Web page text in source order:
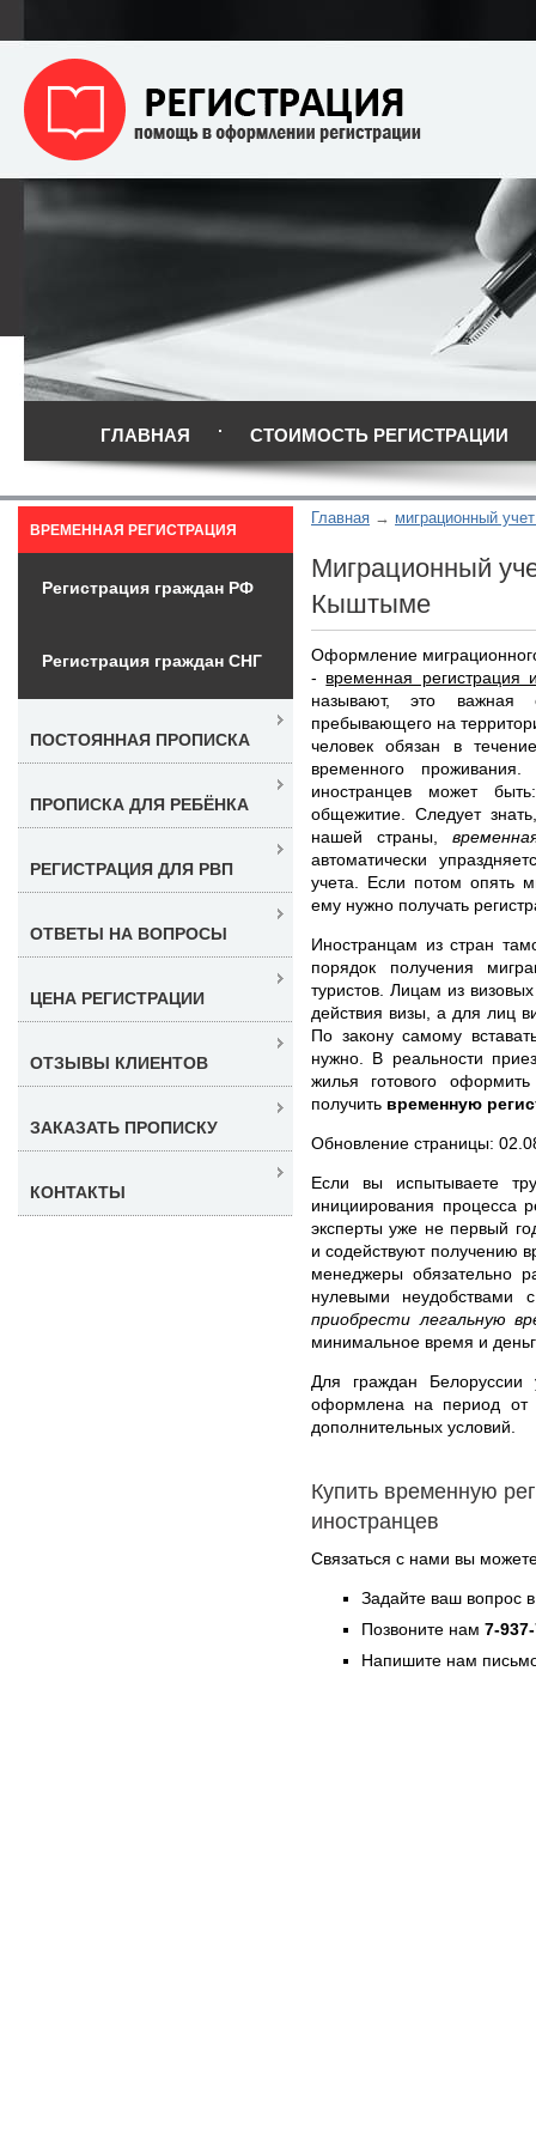
ГЛАВНАЯ СТОИМОСТЬ РЕГИСТРАЦИИ
Главная миграционный
Миграционный
Кыштыме
Оформление
- временная
называют, это важная
пребывающего на
человек обязан в
временного
иностранцев может
общежитие. Следует
нашей страны,
автоматически
учета. Если потом опять
ему нужно получать
Иностранцам из стран
порядок получения
туристов. Лицам из
действия визы, а для лиц
По закону самому
нужно. В реальности
жилья готового
получить временную
Обновление страницы:
Если вы испытываете
инициирования процесса
эксперты уже не первый
и содействуют получению
менеджеры обязательно
нулевыми
приобрести легальную
минимальное время и
Для граждан
оформлена на период
дополнительных условий.
Купить временную
иностранцев
Связаться с нами вы
Задайте ваш вопрос
Позвоните нам 7-
Напишите нам
ВРЕМЕННАЯ РЕГИСТРАЦИЯ
Регистрация граждан РФ
Регистрация граждан СНГ
ПОСТОЯННАЯ ПРОПИСКА
ПРОПИСКА ДЛЯ РЕБЁНКА
РЕГИСТРАЦИЯ ДЛЯ РВП
ОТВЕТЫ НА ВОПРОСЫ
ЦЕНА РЕГИСТРАЦИИ
ОТЗЫВЫ КЛИЕНТОВ
ЗАКАЗАТЬ ПРОПИСКУ
КОНТАКТЫ